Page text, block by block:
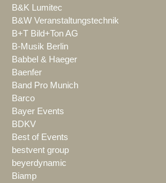
B&K Lumitec
B&W Veranstaltungstechnik
B+T Bild+Ton AG
B-Musik Berlin
Babbel & Haeger
Baenfer
Band Pro Munich
Barco
Bayer Events
BDKV
Best of Events
bestvent group
beyerdynamic
Biamp